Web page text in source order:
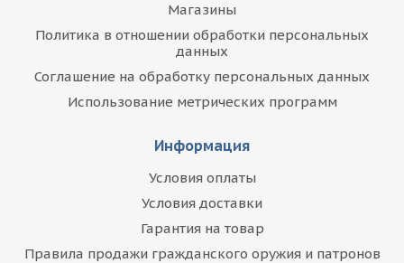
Магазины
Политика в отношении обработки персональных
данных
Соглашение на обработку персональных данных
Использование метрических программ
Информация
Условия оплаты
Условия доставки
Гарантия на товар
Правила продажи гражданского оружия и патронов